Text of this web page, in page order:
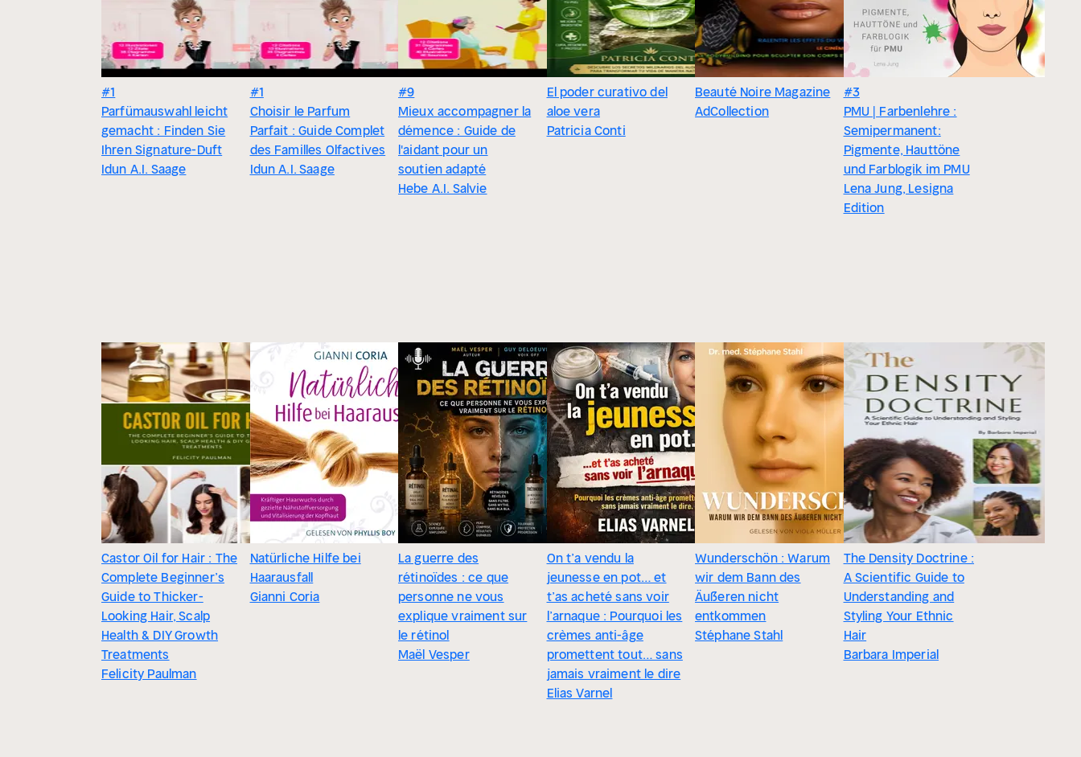
#1
Parfümauswahl leicht
gemacht : Finden Sie
Ihren Signature-Duft
Idun A.I. Saage
#1
Choisir le Parfum
Parfait : Guide Complet
des Familles Olfactives
Idun A.I. Saage
#9
Mieux accompagner la
démence : Guide de
l'aidant pour un
soutien adapté
Hebe A.I. Salvie
El poder curativo del
aloe vera
Patricia Conti
Beauté Noire Magazine
AdCollection
#3
PMU | Farbenlehre :
Semipermanent:
Pigmente, Hauttöne
und Farblogik im PMU
Lena Jung, Lesigna
Edition
Castor Oil for Hair : The
Complete Beginner’s
Guide to Thicker-
Looking Hair, Scalp
Health & DIY Growth
Treatments
Felicity Paulman
Natürliche Hilfe bei
Haarausfall
Gianni Coria
La guerre des
rétinoïdes : ce que
personne ne vous
explique vraiment sur
le rétinol
Maël Vesper
On t’a vendu la
jeunesse en pot… et
t’as acheté sans voir
l’arnaque : Pourquoi les
crèmes anti-âge
promettent tout… sans
jamais vraiment le dire
Elias Varnel
Wunderschön : Warum
wir dem Bann des
Äußeren nicht
entkommen
Stéphane Stahl
The Density Doctrine :
A Scientific Guide to
Understanding and
Styling Your Ethnic
Hair
Barbara Imperial